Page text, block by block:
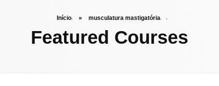
Início » musculatura mastigatória
Featured Courses